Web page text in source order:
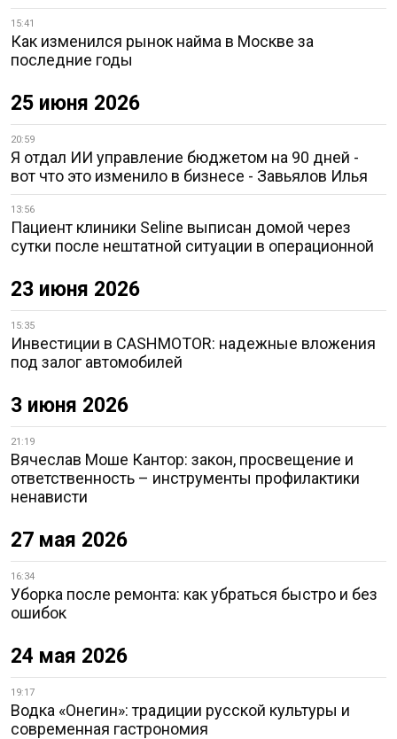
15:41
Как изменился рынок найма в Москве за
последние годы
25 июня 2026
20:59
Я отдал ИИ управление бюджетом на 90 дней -
вот что это изменило в бизнесе - Завьялов Илья
13:56
Пациент клиники Seline выписан домой через
сутки после нештатной ситуации в операционной
23 июня 2026
15:35
Инвестиции в CASHMOTOR: надежные вложения
под залог автомобилей
3 июня 2026
21:19
Вячеслав Моше Кантор: закон, просвещение и
ответственность – инструменты профилактики
ненависти
27 мая 2026
16:34
Уборка после ремонта: как убраться быстро и без
ошибок
24 мая 2026
19:17
Водка «Онегин»: традиции русской культуры и
современная гастрономия